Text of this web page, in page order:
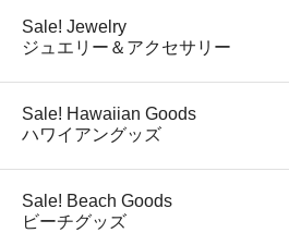
Sale! Jewelry
ジュエリー＆アクセサリー
Sale! Hawaiian Goods
ハワイアングッズ
Sale! Beach Goods
ビーチグッズ